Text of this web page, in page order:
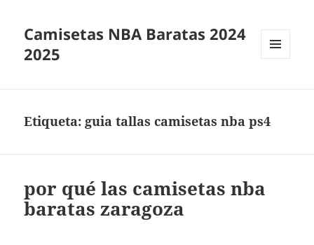
Camisetas NBA Baratas 2024
2025
Etiqueta: guia tallas camisetas nba ps4
por qué las camisetas nba
baratas zaragoza